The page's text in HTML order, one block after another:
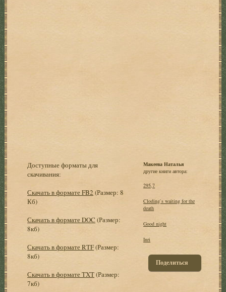
Доступные форматы для
скачивания:
Скачать в формате FB2 (Размер: 8
Кб)
Скачать в формате DOC (Размер:
8кб)
Скачать в формате RTF(Размер:
8кб)
Скачать в формате TXT(Размер:
7кб)
Макеева Наталья
другие книги автора:
295,7
Cloding`s waiting for the
death
Good night
Inri
Поделиться